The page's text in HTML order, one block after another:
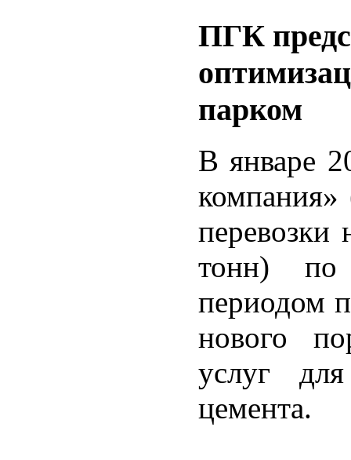
ПГК
парком
В январе
перевозки
тонн) по
периодом
нового
услуг
цемента.